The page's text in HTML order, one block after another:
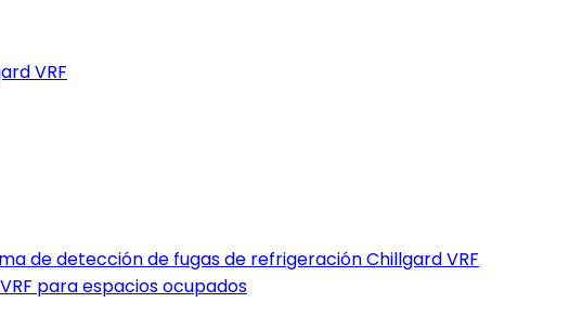
VRF
de detección de fugas de refrigeración Chillgard VRF
para espacios ocupados